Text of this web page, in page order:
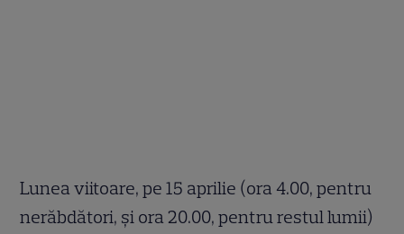
Lunea viitoare, pe 15 aprilie (ora 4.00, pentru
nerăbdători, și ora 20.00, pentru restul lumii)